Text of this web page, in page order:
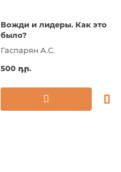
Вожди и лидеры. Как это
было?
Гаспарян А.С.
500 դր.